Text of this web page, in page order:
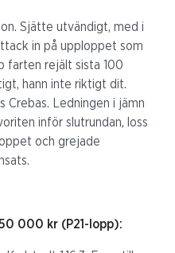
Sjätte utvändigt, med i
in på upploppet som
farten rejält sista 100
hann inte riktigt dit.
Crebas. Ledningen i jämn
inför slutrundan, loss
och grejade
000 kr (P21-lopp):